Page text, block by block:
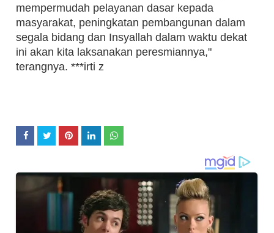
mempermudah pelayanan dasar kepada
masyarakat, peningkatan pembangunan dalam
segala bidang dan Insyallah dalam waktu dekat
ini akan kita laksanakan peresmiannya,"
terangnya. ***irti z